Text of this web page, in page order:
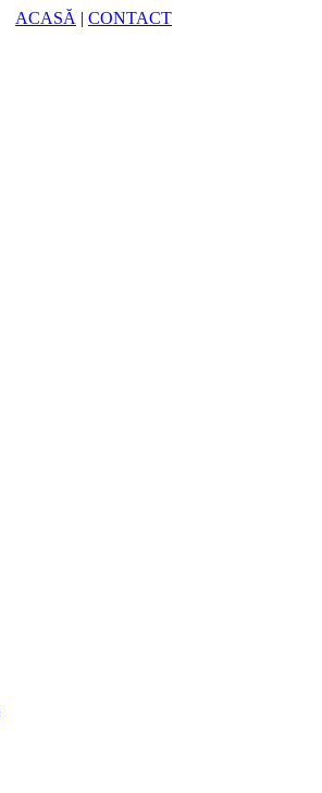
ACASĂ | CONTACT